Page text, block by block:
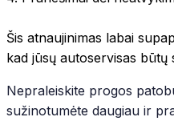
Šis atnaujinimas labai
kad jūsų autoservisas būtų
Nepraleiskite progos
sužinotumėte daugiau ir